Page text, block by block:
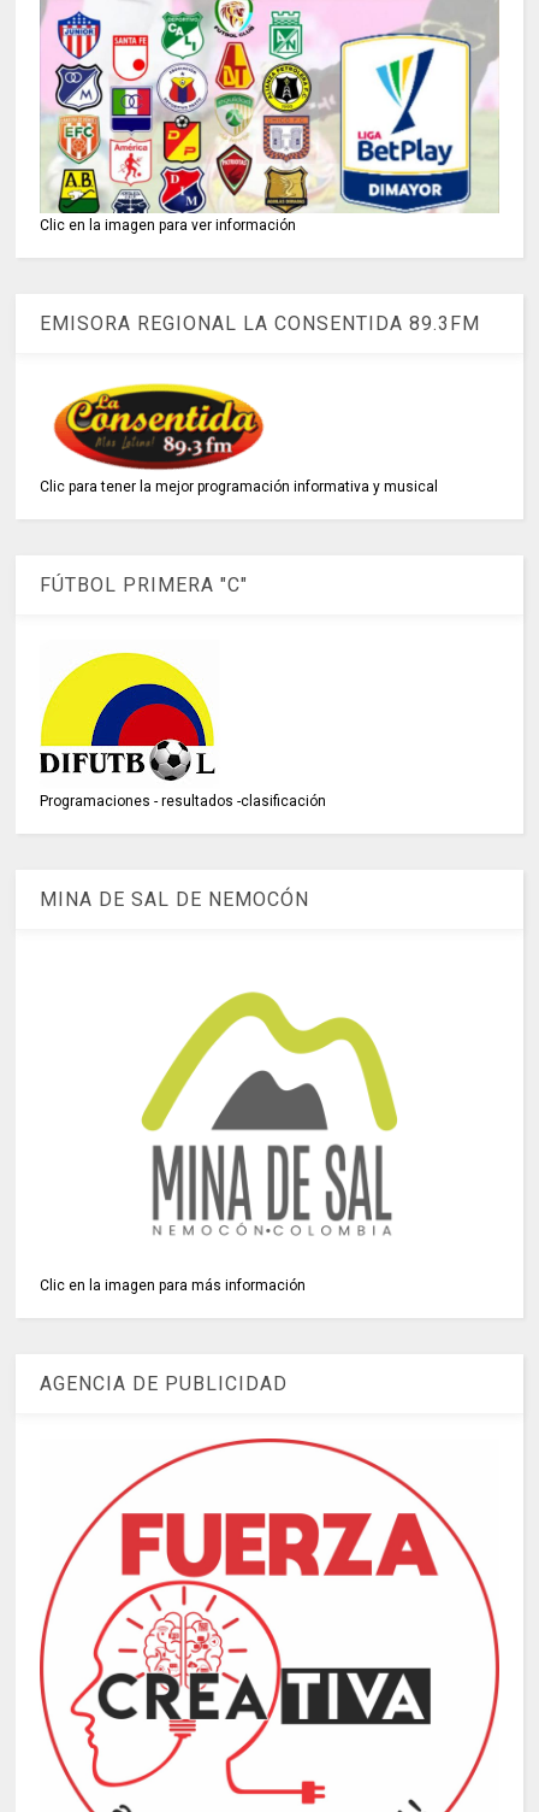
Clic en la imagen para ver información
EMISORA REGIONAL LA CONSENTIDA 89.3FM
Clic para tener la mejor programación informativa y musical
FÚTBOL PRIMERA "C"
Programaciones - resultados -clasificación
MINA DE SAL DE NEMOCÓN
Clic en la imagen para más información
AGENCIA DE PUBLICIDAD